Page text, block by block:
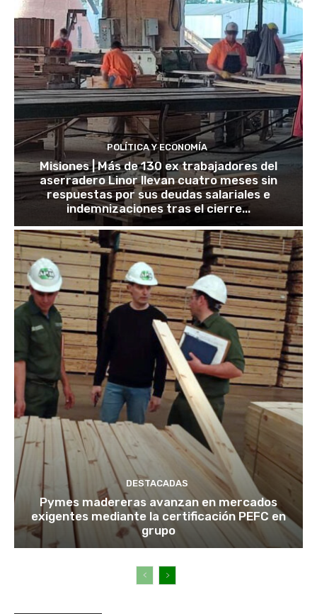
POLÍTICA Y ECONOMÍA
Misiones | Más de 130 ex trabajadores del
aserradero Linor llevan cuatro meses sin
respuestas por sus deudas salariales e
indemnizaciones tras el cierre...
DESTACADAS
Pymes madereras avanzan en mercados
exigentes mediante la certificación PEFC en
grupo